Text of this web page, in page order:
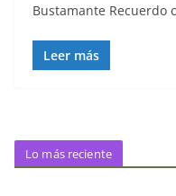
Bustamante Recuerdo
Leer más
Lo más reciente